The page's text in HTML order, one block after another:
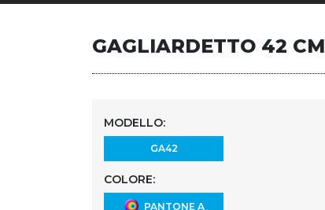
GAGLIARDETTO 42 CM
MODELLO:
GA42
COLORE:
PANTONE A